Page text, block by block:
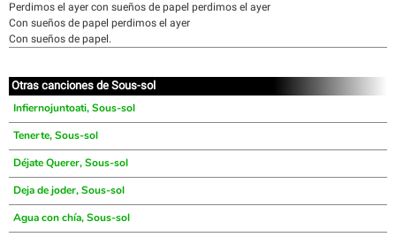
Perdimos el ayer con sueños de papel perdimos el ayer
Con sueños de papel perdimos el ayer
Con sueños de papel.
Otras canciones de Sous-sol
Infiernojuntoati, Sous-sol
Tenerte, Sous-sol
Déjate Querer, Sous-sol
Deja de joder, Sous-sol
Agua con chía, Sous-sol